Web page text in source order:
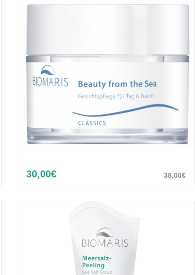
Beauty from the sea cream
38,00€
30,00€